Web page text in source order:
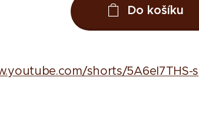
Do košíku
shorts/5A6eI7THS-s